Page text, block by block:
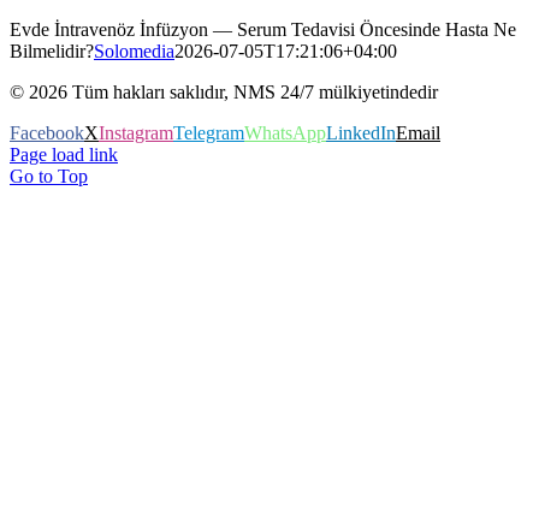
Evde İntravenöz İnfüzyon — Serum Tedavisi Öncesinde Hasta Ne
Bilmelidir?Solomedia2026-07-05T17:21:06+04:00
© 2026 Tüm hakları saklıdır, NMS 24/7 mülkiyetindedir
FacebookXInstagramTelegramWhatsAppLinkedInEmail
Page load link
Go to Top